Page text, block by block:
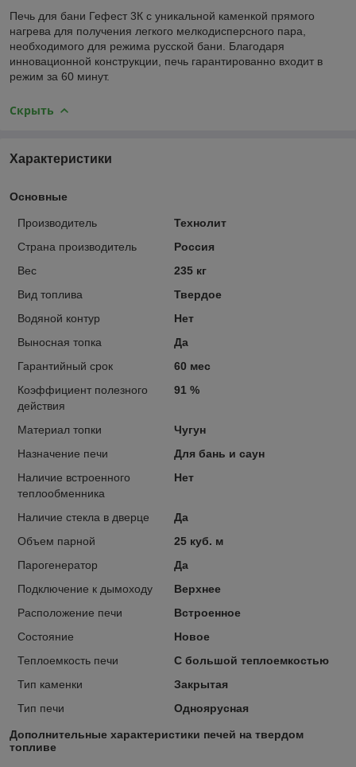
Печь для бани Гефест 3К с уникальной каменкой прямого
нагрева для получения легкого мелкодисперсного пара,
необходимого для режима русской бани. Благодаря
инновационной конструкции, печь гарантированно входит в
режим за 60 минут.
Скрыть
Характеристики
Основные
Производитель
Технолит
Страна производитель
Россия
Вес
235 кг
Вид топлива
Твердое
Водяной контур
Нет
Выносная топка
Да
Гарантийный срок
60 мес
Коэффициент полезного
действия
91 %
Материал топки
Чугун
Назначение печи
Для бань и саун
Наличие встроенного
теплообменника
Нет
Наличие стекла в дверце
Да
Объем парной
25 куб. м
Парогенератор
Да
Подключение к дымоходу
Верхнее
Расположение печи
Встроенное
Состояние
Новое
Теплоемкость печи
С большой теплоемкостью
Тип каменки
Закрытая
Тип печи
Одноярусная
Дополнительные характеристики печей на твердом
топливе